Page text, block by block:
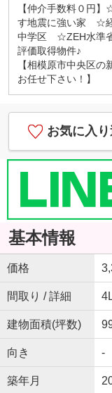
【仲介手数料０円
す地震に強い家 ☆
中学区 ☆ZEH水準
評価取得物件♪
【相模原市中央区
お任せ下さい！】
お気に入
基本情報
価格
間取り / 詳細
建物面積(坪数)
向き -
築年月